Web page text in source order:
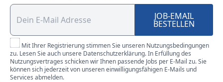
JOB-EMAIL
BESTELLEN
Mit Ihrer Registrierung stimmen Sie unseren Nutzungsbedingungen
zu. Lesen Sie auch unsere Datenschutzerklärung. In Erfüllung des
Nutzungsvertrages schicken wir Ihnen passende Jobs per E-Mail zu. Sie
können sich jederzeit von unseren einwilligungsfähigen E-Mails und
Services abmelden.